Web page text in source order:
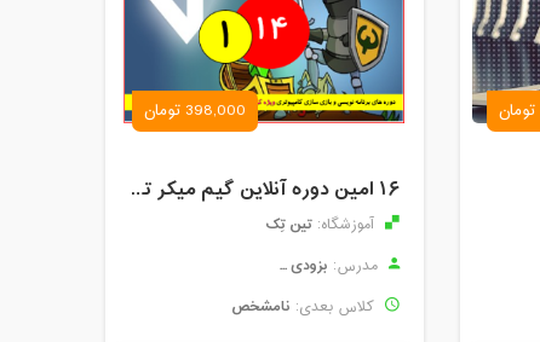
398,000 تومان
۱۶ امین دوره آنلاین گیم میکر ترم 1 کودک و نوجوان تین تِک
آموزشگاه: تین تِک
مدرس: بزودی ...
کلاس بعدی: نامشخص